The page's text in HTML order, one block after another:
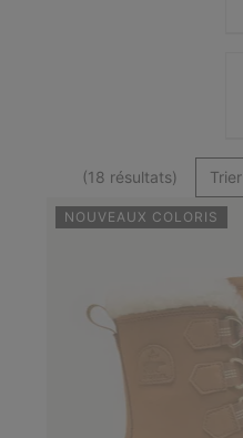
(18 résultats) Trier
NOUVEAUX COLORIS